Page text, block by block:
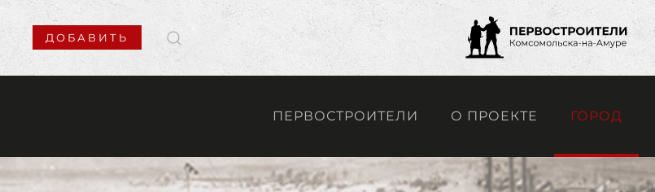
ДОБАВИТЬ
ПЕРВОСТРОИТЕЛИ О ПРОЕКТЕ ГОРОД